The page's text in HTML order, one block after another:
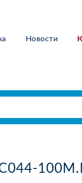
Новости